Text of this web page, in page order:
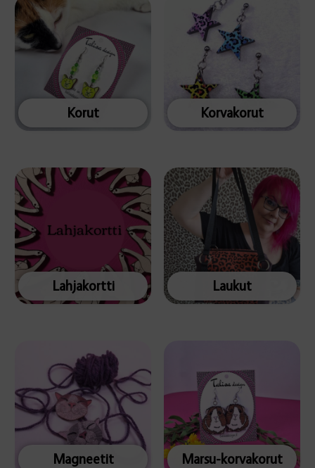
Korut Korvakorut
Lahjakortti Laukut
Magneetit Marsu-korvakorut